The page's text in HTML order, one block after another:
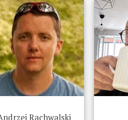
Rachwalski